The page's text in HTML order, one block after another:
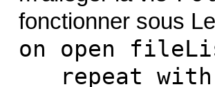
fonctionner sous
on open
repeat